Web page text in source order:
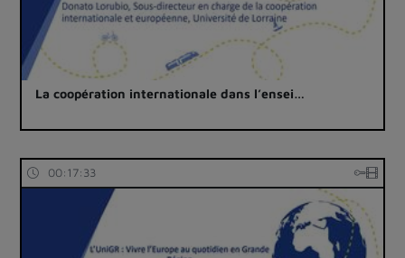
La coopération internationale dans l’ensei…
00:17:33